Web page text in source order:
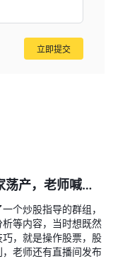
产，老师喊单
个炒股指导的群组，
等内容，当时想既然
，就是操作股票，股
老师还有直播间发布
立即提交